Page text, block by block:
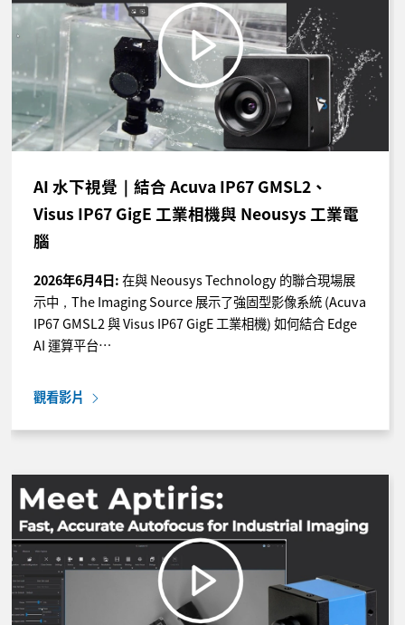
AI 水下視覺｜結合 Acuva IP67 GMSL2、
Visus IP67 GigE 工業相機與 Neousys 工業電
腦
2026年6月4日:在與 Neousys Technology 的聯合現場展
示中，The Imaging Source 展示了強固型影像系統 (Acuva
IP67 GMSL2 與 Visus IP67 GigE 工業相機) 如何結合 Edge
AI 運算平台…
觀看影片